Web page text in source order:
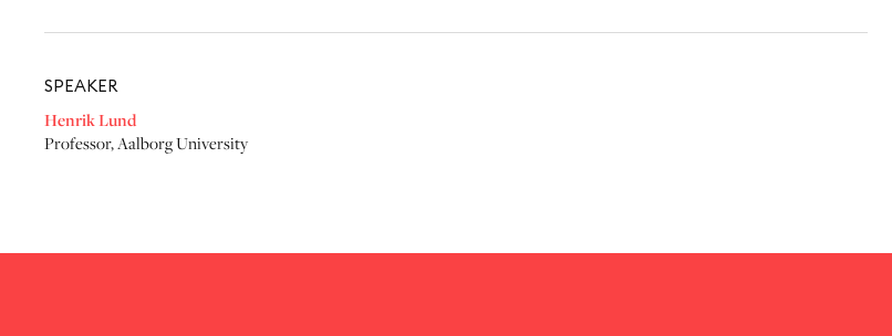
SPEAKER
Henrik Lund
Professor,Aalborg University